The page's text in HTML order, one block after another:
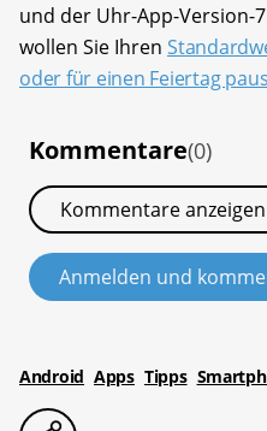
und der Uhr-App-Version-
wollen Sie Ihren
oder für einen Feiertag
Kommentare(0)
Kommentare anzeigen
Anmelden und
Android Apps Tipps